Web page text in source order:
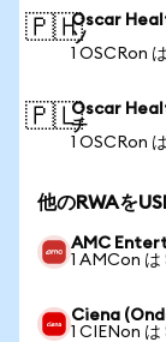
🇵🇭Oscar
ソ
1 OSCRon
🇵🇱Oscar
チ
1 OSCRon
他のRWAを
AMC
1 AMCon は
Ciena
1 CIENon